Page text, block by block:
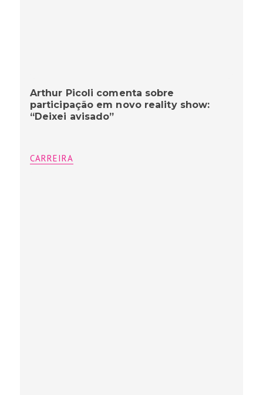
Arthur Picoli comenta sobre
participação em novo reality show:
“Deixei avisado”
CARREIRA